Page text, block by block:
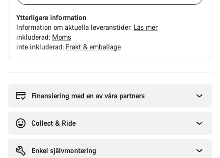
Ytterligare information
Information om aktuella leveranstider. Läs mer
inkluderad: Moms
inte inkluderad: Frakt & emballage
köpa
Finansiering med en av våra partners
Collect & Ride
Enkel självmontering